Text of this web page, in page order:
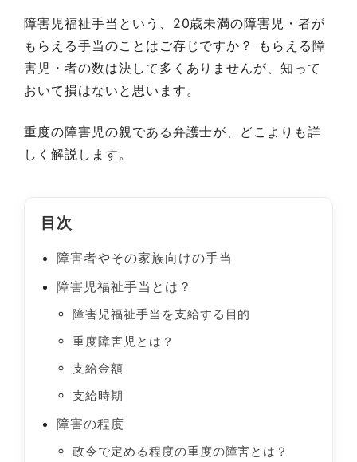
障害児福祉手当という、20歳未満の障害児・者が
もらえる手当のことはご存じですか？ もらえる障
害児・者の数は決して多くありませんが、知って
おいて損はないと思います。
重度の障害児の親である弁護士が、どこよりも詳
しく解説します。
目次
障害者やその家族向けの手当
障害児福祉手当とは？
障害児福祉手当を支給する目的
重度障害児とは？
支給金額
支給時期
障害の程度
政令で定める程度の重度の障害とは？